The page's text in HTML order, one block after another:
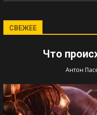
СВЕЖЕЕ
Что
Антон